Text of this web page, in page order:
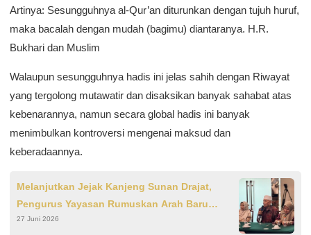
Artinya: Sesungguhnya al-Qur’an diturunkan dengan tujuh huruf,
maka bacalah dengan mudah (bagimu) diantaranya. H.R.
Bukhari dan Muslim
Walaupun sesungguhnya hadis ini jelas sahih dengan Riwayat
yang tergolong mutawatir dan disaksikan banyak sahabat atas
kebenarannya, namun secara global hadis ini banyak
menimbulkan kontroversi mengenai maksud dan
keberadaannya.
Melanjutkan Jejak Kanjeng Sunan Drajat,
Pengurus Yayasan Rumuskan Arah Baru
Pengabdian
27 Juni 2026